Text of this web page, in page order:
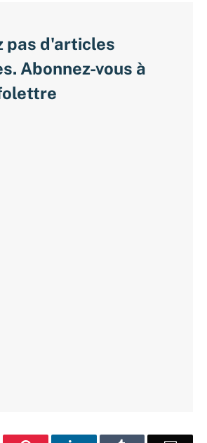
pas d'articles
Abonnez-vous à